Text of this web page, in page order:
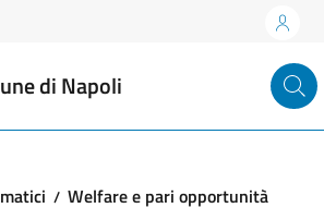
di Napoli
Welfare e pari opportunità